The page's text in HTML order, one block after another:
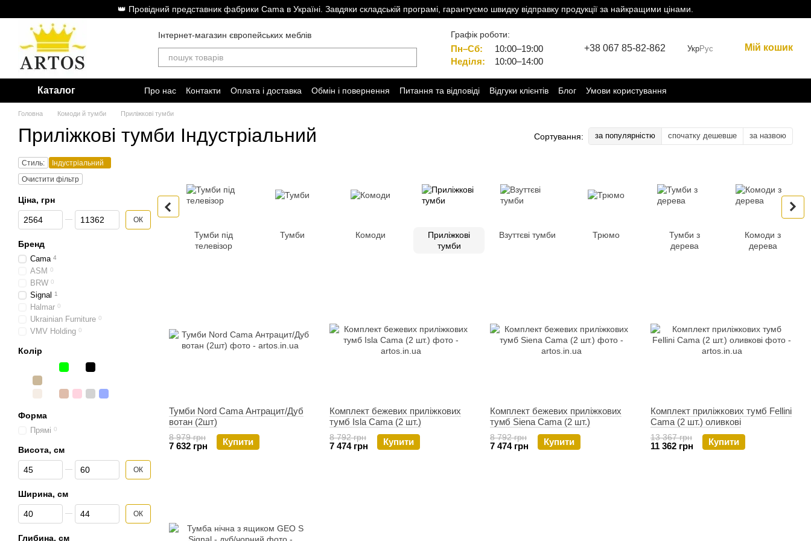
Перейти до основного контенту👑 Провідний представник фабрики Cama в Україні. Завдяки складській програмі, гарантуємо швидку відправку продукції за найкращими цінами.
Інтернет-магазин європейських меблів
Графік роботи:
Пн–Сб:
10:00–19:00
Неділя:
10:00–14:00
+38 067 85-82-862 УкрРус Мій кошик
Каталог Про нас Контакти Оплата і доставка Обмін і повернення Питання та відповіді Відгуки клієнтів Блог Умови користування
Головна Комоди й тумби Приліжкові тумби
Приліжкові тумби Індустріальний Сортування: за популярністю спочатку дешевше за назвою
Тумби під
телевізор
Тумби Комоди
Приліжкові
тумби
Взуттєві тумби Трюмо
Тумби з
дерева
Комоди з
дерева
Тумби Nord Cama Антрацит/Дуб
вотан (2шт)
8 979 грн
7 632 грн Купити
Комплект бежевих приліжкових
тумб Isla Cama (2 шт.)
8 792 грн
7 474 грн Купити
Комплект бежевих приліжкових
тумб Siena Cama (2 шт.)
8 792 грн
7 474 грн Купити
Комплект приліжкових тумб Fellini
Cama (2 шт.) оливкові
13 367 грн
11 362 грн Купити
Стиль:
Індустріальний
Очистити фільтр
Ціна, грн
Від Ціна, грн
До Ціна, грн ОК
Бренд
Cama 4
ASM 0
BRW 0
Signal 1
Halmar 0
Ukrainian Furniture 0
VMV Holding 0
Колір
Форма
Прямі 0
Висота, см
Від Висота, см
До Висота, см ОК
Ширина, см
Від Ширина, см
До Ширина, см ОК
Глибина, см